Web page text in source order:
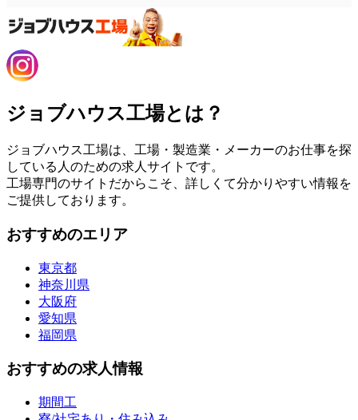
ジョブハウス工場とは？
ジョブハウス工場は、工場・製造業・メーカーのお仕事を探
している人のための求人サイトです。
工場専門のサイトだからこそ、詳しくて分かりやすい情報を
ご提供しております。
おすすめのエリア
東京都
神奈川県
大阪府
愛知県
福岡県
おすすめの求人情報
期間工